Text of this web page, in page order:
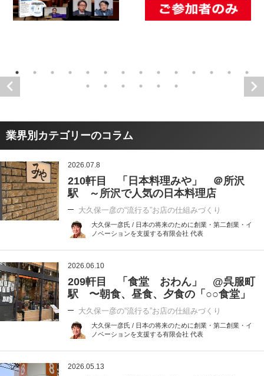
業界別カテゴリーのコラム
2026.07.8
210軒目 「日本料理みや」 ＠所沢
駅 ～所沢で人気の日本料理店
大久保一彦の“流行る”お店の仕組みづくり
大久保一彦氏 / 日本の将来のために創業・第二創業・イ
ノベーションを支援する有限会社 代表
2026.06.10
209軒目 「食堂 おわん」 @呉服町
駅 〜朝食、昼食、夕食の「○○食堂」
大久保一彦の“流行る”お店の仕組みづくり
大久保一彦氏 / 日本の将来のために創業・第二創業・イ
ノベーションを支援する有限会社 代表
2026.05.13